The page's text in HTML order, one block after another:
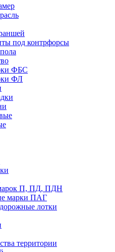
под контрфорсы
ФБС
ФЛ
П, ПД, ПДН
марки ПАГ
лотки
территории